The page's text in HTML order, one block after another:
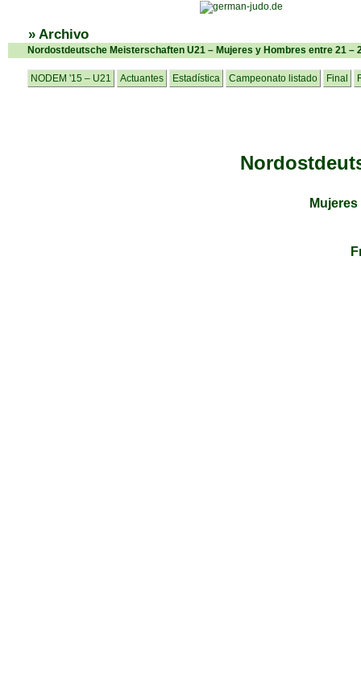
» Archivo
Nordostdeutsche Meisterschaften U21 – Mujeres y Hombres entre 21 –
NODEM '15 – U21 Actuantes Estadística Campeonato listado Final